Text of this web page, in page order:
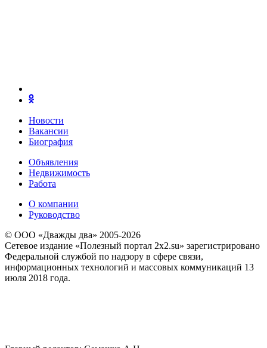
Новости
Вакансии
Биография
Объявления
Недвижимость
Работа
О компании
Руководство
© ООО «Дважды два» 2005-2026
Сетевое издание «Полезный портал 2x2.su» зарегистрировано
Федеральной службой по надзору в сфере связи,
информационных технологий и массовых коммуникаций 13
июля 2018 года.